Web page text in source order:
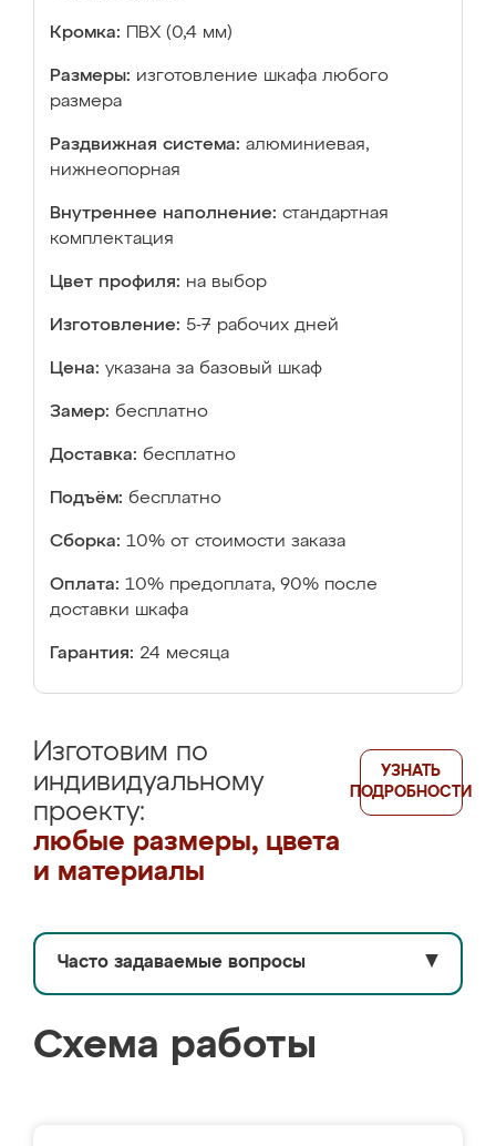
Кромка: ПВХ (0,4 мм)
Размеры: изготовление шкафа любого
размера
Раздвижная система: алюминиевая,
нижнеопорная
Внутреннее наполнение: стандартная
комплектация
Цвет профиля: на выбор
Изготовление: 5-7 рабочих дней
Цена: указана за базовый шкаф
Замер: бесплатно
Доставка: бесплатно
Подъём: бесплатно
Сборка: 10% от стоимости заказа
Оплата: 10% предоплата, 90% после
доставки шкафа
Гарантия: 24 месяца
Изготовим по
индивидуальному
проекту:
любые размеры, цвета
и материалы
УЗНАТЬ
ПОДРОБНОСТИ
Часто задаваемые вопросы ▼
Схема работы